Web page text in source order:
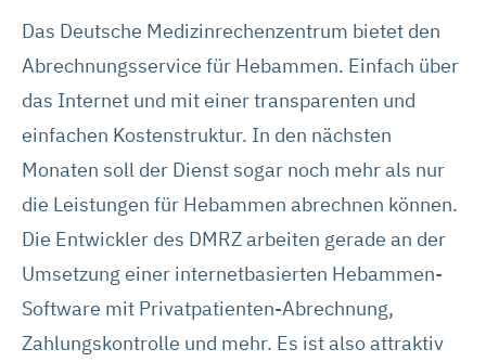
Das Deutsche Medizinrechenzentrum bietet den
Abrechnungsservice für Hebammen. Einfach über
das Internet und mit einer transparenten und
einfachen Kostenstruktur. In den nächsten
Monaten soll der Dienst sogar noch mehr als nur
die Leistungen für Hebammen abrechnen können.
Die Entwickler des DMRZ arbeiten gerade an der
Umsetzung einer internetbasierten Hebammen-
Software mit Privatpatienten-Abrechnung,
Zahlungskontrolle und mehr. Es ist also attraktiv